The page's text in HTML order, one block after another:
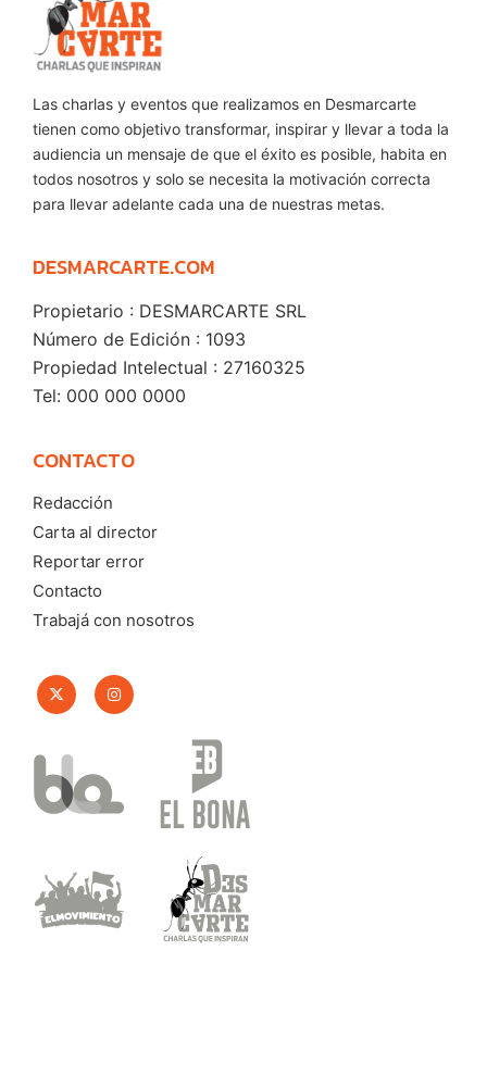
Las charlas y eventos que realizamos en Desmarcarte
tienen como objetivo transformar, inspirar y llevar a toda la
audiencia un mensaje de que el éxito es posible, habita en
todos nosotros y solo se necesita la motivación correcta
para llevar adelante cada una de nuestras metas.
DESMARCARTE.COM
Propietario : DESMARCARTE SRL
Número de Edición : 1093
Propiedad Intelectual : 27160325
Tel: 000 000 0000
CONTACTO
Redacción
Carta al director
Reportar error
Contacto
Trabajá con nosotros